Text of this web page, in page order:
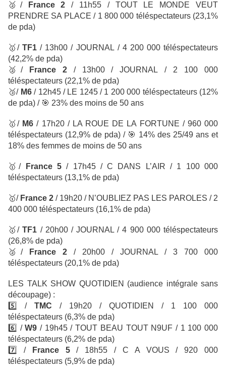
🥈 / France 2/ 11h55 / TOUT LE MONDE VEUT
PRENDRE SA PLACE / 1 800 000 téléspectateurs (23,1%
de pda)
🥇/TF1 / 13h00 / JOURNAL / 4 200 000 téléspectateurs
(42,2% de pda)
🥈 / France 2 / 13h00 / JOURNAL
/ 2 100 000
téléspectateurs (22,1% de pda)
🥉/ M6/ 12h45 / LE 1245 / 1 200 000 téléspectateurs (12%
de pda) / 🎯 23% des moins de 50 ans
🥇/ M6 / 17h20 / LA ROUE DE LA FORTUNE / 960 000
téléspectateurs (12,9% de pda) / 🎯 14% des 25/49 ans et
18% des femmes de moins de 50 ans
🥇/ France 5/ 17h45 / C DANS L’AIR / 1 100 000
téléspectateurs (13,1% de pda)
🥇/ France 2 / 19h20 / N’OUBLIEZ PAS LES PAROLES / 2
400 000 téléspectateurs (16,1% de pda)
🥇/TF1 / 20h00 / JOURNAL / 4 900 000 téléspectateurs
(26,8% de pda)
🥈 / France 2 / 20h00 / JOURNAL / 3 700 000
téléspectateurs (20,1% de pda)
LES TALK SHOW QUOTIDIEN (audience intégrale sans
découpage) :
5️⃣ / TMC / 19h20 / QUOTIDIEN / 1 100 000
téléspectateurs (6,3% de pda)
6️⃣ /W9 / 19h45 / TOUT BEAU TOUT N9UF / 1 100 000
téléspectateurs (6,2% de pda)
7️⃣
/ France 5/ 18h55 / C A VOUS / 920 000
téléspectateurs (5,9% de pda)